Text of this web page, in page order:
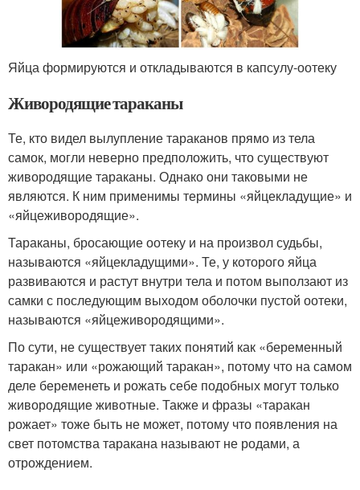
Яйца формируются и откладываются в капсулу-оотеку
Живородящие тараканы
Те, кто видел вылупление тараканов прямо из тела
самок, могли неверно предположить, что существуют
живородящие тараканы. Однако они таковыми не
являются. К ним применимы термины «яйцекладущие» и
«яйцеживородящие».
Тараканы, бросающие оотеку и на произвол судьбы,
называются «яйцекладущими». Те, у которого яйца
развиваются и растут внутри тела и потом выползают из
самки с последующим выходом оболочки пустой оотеки,
называются «яйцеживородящими».
По сути, не существует таких понятий как «беременный
таракан» или «рожающий таракан», потому что на самом
деле беременеть и рожать себе подобных могут только
живородящие животные. Также и фразы «таракан
рожает» тоже быть не может, потому что появления на
свет потомства таракана называют не родами, а
отрождением.